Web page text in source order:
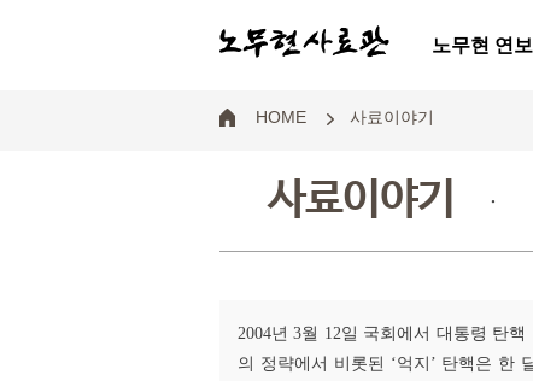
노무현 연보
HOME 사료이야기
사료이야기 .
2004년 3월 12일 국회에서 대통령 탄
의 정략에서 비롯된 ‘억지’ 탄핵은 한